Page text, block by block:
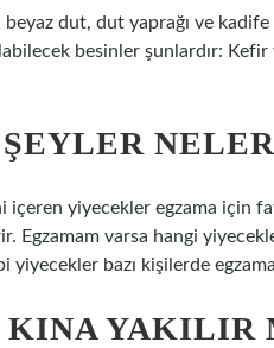
dut, dut yaprağı ve
besinler şunlardır:
yiyecekler egzama için
Egzamam varsa hangi
bazı kişilerde
KINA YAKILIR